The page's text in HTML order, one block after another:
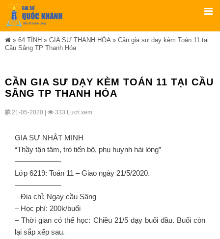
» 64 TỈNH » GIA SƯ THANH HÓA» Cần gia sư dạy kèm Toán 11 tại
Cầu Sâng TP Thanh Hóa
CẦN GIA SƯ DẠY KÈM TOÁN 11 TẠI CẦU
SÂNG TP THANH HÓA
21-05-2020 | 333 Lượt xem
GIA SƯ NHẬT MINH
“Thầy tận tâm, trò tiến bộ, phụ huynh hài lòng”
——————-
Lớp 6219: Toán 11 – Giao ngày 21/5/2020.
——————-
– Địa chỉ: Ngay cầu Sâng
– Học phí: 200k/buổi
– Thời gian có thể học: Chiều 21/5 dạy buổi đầu. Buổi còn
lại sắp xếp sau.